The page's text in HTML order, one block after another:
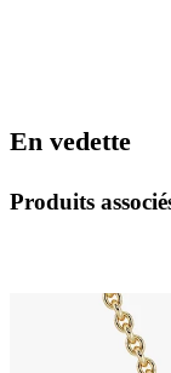
En vedette
Produits